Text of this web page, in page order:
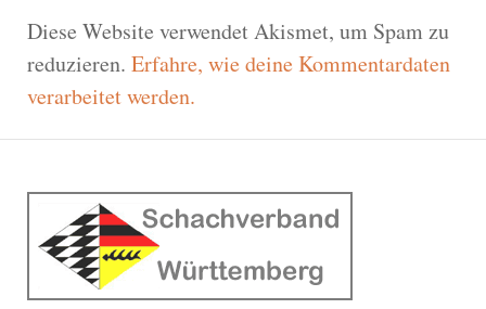
Diese Website verwendet Akismet, um Spam zu
reduzieren. Erfahre, wie deine Kommentardaten
verarbeitet werden.